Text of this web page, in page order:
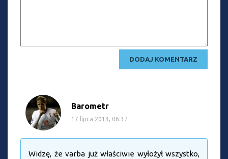
Barometr
17 lipca 2013, 06:37
Widzę, że varba już właściwie wyłożył wszystko,